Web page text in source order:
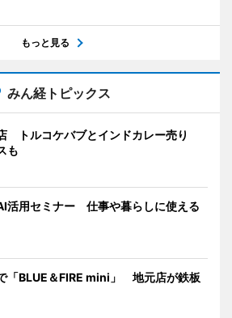
もっと見る
みん経トピックス
トルコケバブとインドカレー売り
も
活用セミナー 仕事や暮らしに使える
「BLUE＆FIRE mini」 地元店が鉄板